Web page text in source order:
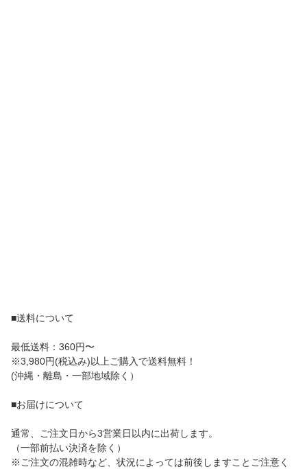
■送料について
最低送料：360円〜
※3,980円(税込み)以上ご購入で送料無料！
(沖縄・離島・一部地域除く）
■お届けについて
通常、ご注文日から3営業日以内に出荷します。
（一部前払い決済を除く）
※ご注文の混雑時など、状況によっては前後しますことご注意く